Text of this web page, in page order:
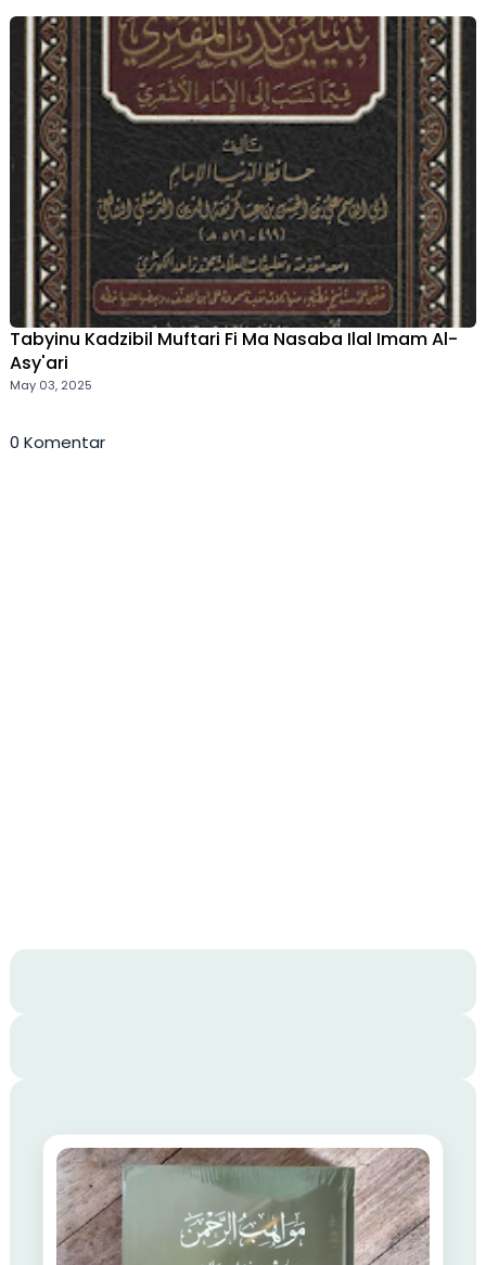
Tabyinu Kadzibil Muftari Fi Ma Nasaba Ilal Imam Al-
Asy'ari
May 03, 2025
0 Komentar